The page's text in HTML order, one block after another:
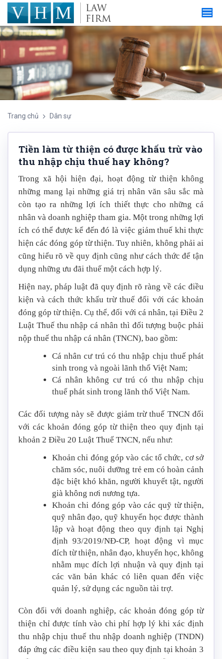
Trang chủ Dân sự
Tiền làm từ thiện có được khấu trừ vào
thu nhập chịu thuế hay không?
Trong xã hội hiện đại, hoạt động từ thiện không
những mang lại những giá trị nhân văn sâu sắc mà
còn tạo ra những lợi ích thiết thực cho những cá
nhân và doanh nghiệp tham gia. Một trong những lợi
ích có thể được kể đến đó là việc giảm thuế khi thực
hiện các đóng góp từ thiện. Tuy nhiên, không phải ai
cũng hiểu rõ về quy định cũng như cách thức để tận
dụng những ưu đãi thuế một cách hợp lý.
Hiện nay, pháp luật đã quy định rõ ràng về các điều
kiện và cách thức khấu trừ thuế đối với các khoản
đóng góp từ thiện. Cụ thể, đối với cá nhân, tại Điều 2
Luật Thuế thu nhập cá nhân thì đối tượng buộc phải
nộp thuế thu nhập cá nhân (TNCN), bao gồm:
Cá nhân cư trú có thu nhập chịu thuế phát
sinh trong và ngoài lãnh thổ Việt Nam;
Cá nhân không cư trú có thu nhập chịu
thuế phát sinh trong lãnh thổ Việt Nam.
Các đối tượng này sẽ được giảm trừ thuế TNCN đối
với các khoản đóng góp từ thiện theo quy định tại
khoản 2 Điều 20 Luật Thuế TNCN, nếu như:
Khoản chi đóng góp vào các tổ chức, cơ sở
chăm sóc, nuôi dưỡng trẻ em có hoàn cảnh
đặc biệt khó khăn, người khuyết tật, người
già không nơi nương tựa.
Khoản chi đóng góp vào các quỹ từ thiện,
quỹ nhân đạo, quỹ khuyến học được thành
lập và hoạt động theo quy định tại Nghị
định 93/2019/NĐ-CP, hoạt động vì mục
đích từ thiện, nhân đạo, khuyến học, không
nhằm mục đích lợi nhuận và quy định tại
các văn bản khác có liên quan đến việc
quản lý, sử dụng các nguồn tài trợ.
Còn đối với doanh nghiệp, các khoản đóng góp từ
thiện chỉ được tính vào chi phí hợp lý khi xác định
thu nhập chịu thuế thu nhập doanh nghiệp (TNDN)
đáp ứng các điều kiện sau theo quy định tại khoản 3